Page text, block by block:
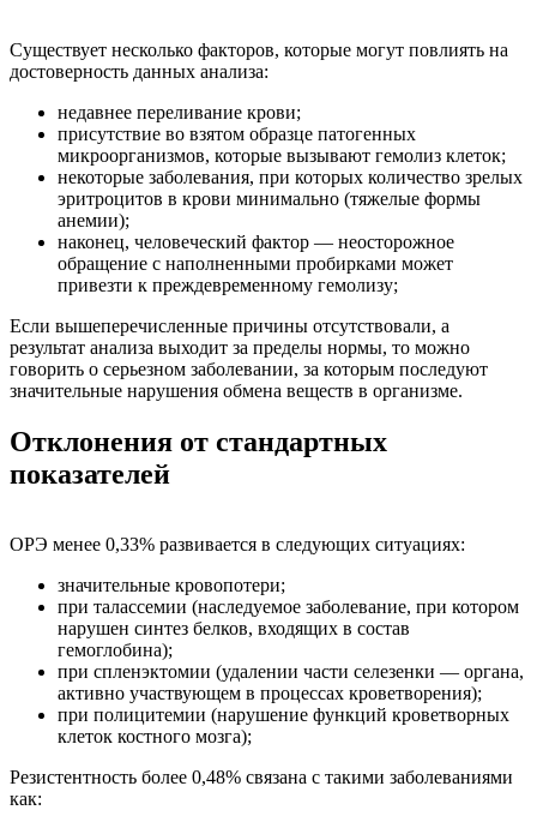
Существует несколько факторов, которые могут повлиять на
достоверность данных анализа:
недавнее переливание крови;
присутствие во взятом образце патогенных
микроорганизмов, которые вызывают гемолиз клеток;
некоторые заболевания, при которых количество зрелых
эритроцитов в крови минимально (тяжелые формы
анемии);
наконец, человеческий фактор — неосторожное
обращение с наполненными пробирками может
привезти к преждевременному гемолизу;
Если вышеперечисленные причины отсутствовали, а
результат анализа выходит за пределы нормы, то можно
говорить о серьезном заболевании, за которым последуют
значительные нарушения обмена веществ в организме.
Отклонения от стандартных
показателей
ОРЭ менее 0,33% развивается в следующих ситуациях:
значительные кровопотери;
при талассемии (наследуемое заболевание, при котором
нарушен синтез белков, входящих в состав
гемоглобина);
при спленэктомии (удалении части селезенки — органа,
активно участвующем в процессах кроветворения);
при полицитемии (нарушение функций кроветворных
клеток костного мозга);
Резистентность более 0,48% связана с такими заболеваниями
как: